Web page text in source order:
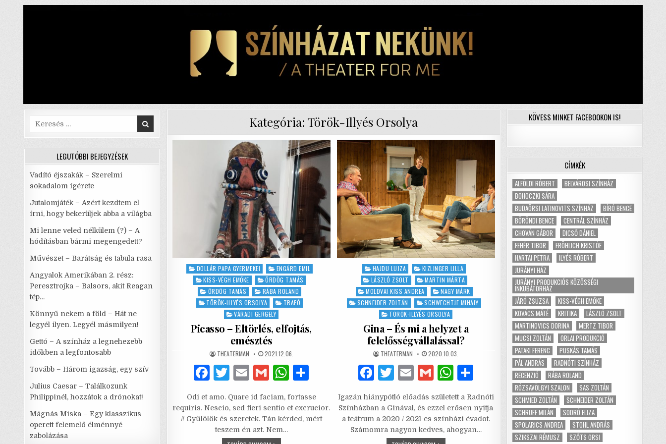
Kategória:Török-Illyés Orsolya
Posted
DOLLÁR PAPA GYERMEKEI
ENGÁRD EMIL
KISS-VÉGH EMŐKE
ÖRDÖG TAMÁS
ÖRDÖG TAMÁS
RÁBA ROLAND
TÖRÖK-ILLYÉS ORSOLYA
TRAFÓ
VÁRADI GERGELY
Picasso – Eltörlés, elfojtás,
emésztés
AUTHOR:
THEATERMAN PUBLISHED
DATE:
2021.12.06.
F
c
e
b
T
it
te
r
E
ai
l
G
ai
l
W
at
s
ar
e
Odi et amo. Quare id faciam, fortasse
requiris. Nescio, sed fieri sentio et excrucior.
// Gyűlölök és szeretek. Tán kérded, mért
teszem én azt. Nem…
Posted
in
HAJDU LUJZA
KIZLINGER LILLA
LÁSZLÓ ZSOLT
MARTIN MÁRTA
MOLDVAI KISS ANDREA
NAGY MÁRK
SCHNEIDER ZOLTÁN
SCHWECHTJE MIHÁLY
TÖRÖK-ILLYÉS ORSOLYA
Gina – És mi a helyzet a
felelősségvállalással?
AUTHOR:
THEATERMAN PUBLISHED
DATE:
2020.10.03.
F
c
e
b
T
it
te
r
E
ai
l
G
ai
l
W
at
s
A
ar
e
Igazán hiánypótló előadás született a Radnóti
Színházban a Ginával, és ezzel erősen nyitja
a teátrum a 2020 / 2021-es színházi évadot.
Számomra nagyon kedves, ahogyan…
Search
for:
LEGUTÓBBI BEJEGYZÉSEK
Vadító éjszakák – Szerelmi
sokadalom ígérete
Jutalomjáték – Azért kezdtem el
írni, hogy bekerüljek abba a világba
Mi lenne veled nélkülem (?) – A
hódításban bármi megengedett?
Művészet – Barátság és tabula rasa
Angyalok Amerikában 2. rész:
Peresztrojka – Balsors, akit Reagan
tép…
Könnyű nekem a föld – Hát ne
legyél ilyen. Legyél másmilyen!
Gettó – A színház a legnehezebb
időkben a legfontosabb
Tovább – Három igazság, egy szív
Julius Caesar – Találkozunk
Philippinél, hozzátok a drónokat!
Mágnás Miska – Egy klasszikus
operett felemelő élménnyé
zabolázása
KÖVESS MINKET FACEBOOKON IS!
CÍMKÉK
ALFÖLDI RÓBERT
BELVÁROSI SZÍNHÁZ
BOHOCZKI SÁRA
BUDAÖRSI LATINOVITS SZÍNHÁZ
BÍRÓ BENCE
BÖRÖNDI BENCE
CENTRÁL SZÍNHÁZ
CHOVÁN GÁBOR
DICSŐ DÁNIEL
FEHÉR TIBOR
FRÖHLICH KRISTÓF
HARTAI PETRA
ILYÉS RÓBERT
JURÁNYI HÁZ
JURÁNYI PRODUKCIÓS KÖZÖSSÉGI
INKUBÁTORHÁZ
JÁRÓ ZSUZSA
KISS-VÉGH EMŐKE
KOVÁCS MÁTÉ
KRITIKA
LÁSZLÓ ZSOLT
MARTINOVICS DORINA
MERTZ TIBOR
MUCSI ZOLTÁN
ORLAI PRODUKCIÓ
PATAKI FERENC
PUSKÁS TAMÁS
PÁL ANDRÁS
RADNÓTI SZÍNHÁZ
RECENZIÓ
RÁBA ROLAND
RÓZSAVÖLGYI SZALON
SAS ZOLTÁN
SCHMIED ZOLTÁN
SCHNEIDER ZOLTÁN
SCHRUFF MILÁN
SODRÓ ELIZA
SPOLARICS ANDREA
STOHL ANDRÁS
SZIKSZAI RÉMUSZ
SZŐTS ORSI